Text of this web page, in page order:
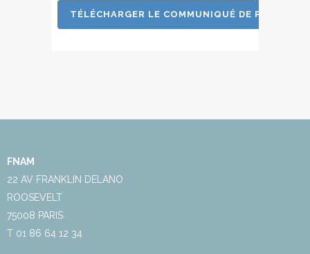
TÉLÉCHARGER LE COMMUNIQUÉ DE PRESSE
FNAM
22 AV FRANKLIN DELANO
ROOSEVELT
75008 PARIS
T 01 86 64 12 34